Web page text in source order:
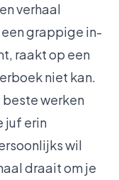
verhaal
een grappige in-
raakt op een
niet kan.
beste werken
juf erin
wil
draait om je